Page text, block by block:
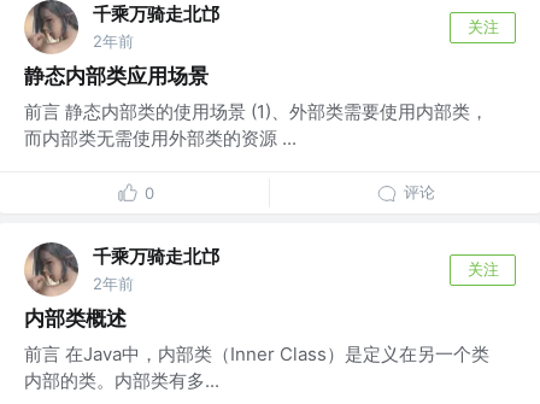
千乘万骑走北邙
2年前
关注
静态内部类应用场景
前言 静态内部类的使用场景 (1)、外部类需要使用内部类，
而内部类无需使用外部类的资源 ...
0 评论
千乘万骑走北邙
2年前
关注
内部类概述
前言 在Java中，内部类（Inner Class）是定义在另一个类
内部的类。内部类有多...